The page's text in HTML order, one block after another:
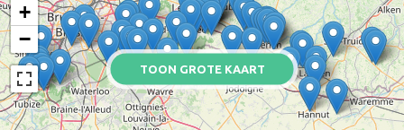
TOON GROTE KAART
+
−